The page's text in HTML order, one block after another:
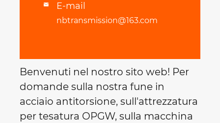
 E-mail
nbtransmission@163.com
Benvenuti nel nostro sito web! Per
domande sulla nostra fune in
acciaio antitorsione, sull'attrezzatura
per tesatura OPGW, sulla macchina